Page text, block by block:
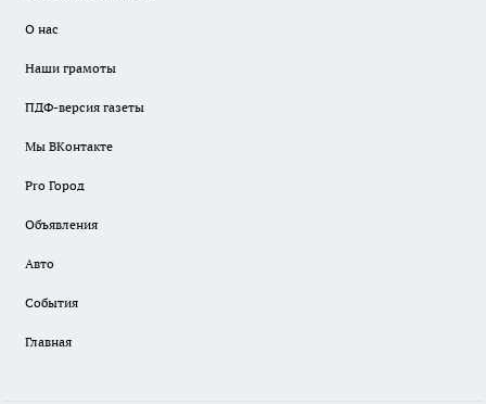
О нас
Наши грамоты
ПДФ-версия газеты
Мы ВКонтакте
Pro Город
Объявления
Авто
События
Главная